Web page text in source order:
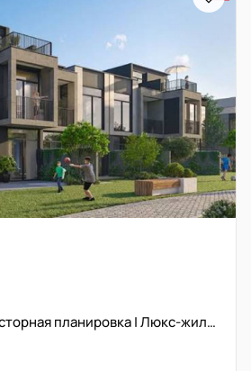
Новостройка | Просторная планировка | Люкс-жилье